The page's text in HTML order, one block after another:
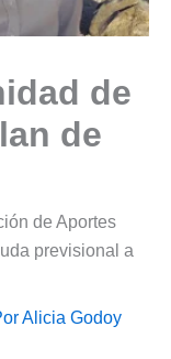
de
de
de Aportes
previsional a
Alicia Godoy